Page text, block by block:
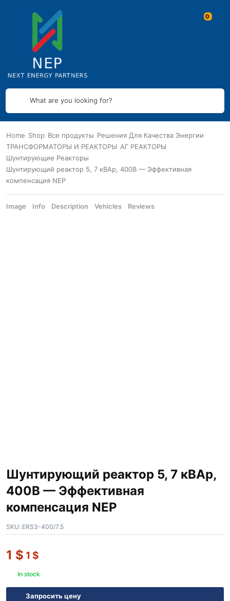
What are you looking for?
Home Shop Все продукты Решения Для Качества Энергии
ТРАНСФОРМАТОРЫ И РЕАКТОРЫ АГ РЕАКТОРЫ
Шунтирующие Реакторы
Шунтирующий реактор 5, 7 кВАр, 400В — Эффективная
компенсация NEP
Image Info Description Vehicles Reviews
Шунтирующий реактор 5, 7 кВАр,
400В — Эффективная
компенсация NEP
SKU: ERS3-400/7.5
1 $ 1 $
In stock
Запросить цену